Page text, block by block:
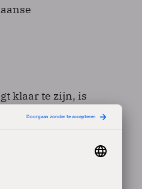
klaar te zijn, is
bij overtreding
Veel – 20
om volledig
AVG) stelt.